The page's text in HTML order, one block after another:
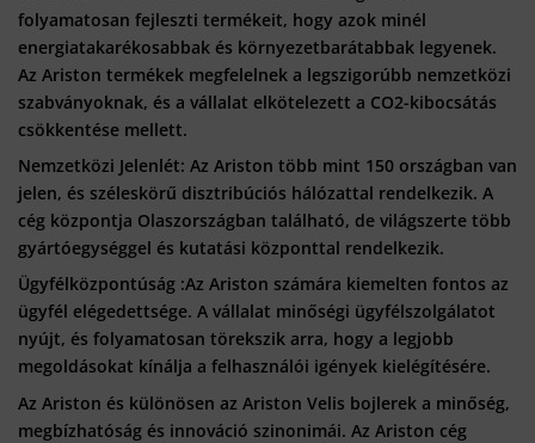
folyamatosan fejleszti termékeit, hogy azok minél
energiatakarékosabbak és környezetbarátabbak legyenek.
Az Ariston termékek megfelelnek a legszigorúbb nemzetközi
szabványoknak, és a vállalat elkötelezett a CO2-kibocsátás
csökkentése mellett.
Nemzetközi Jelenlét: Az Ariston több mint 150 országban van
jelen, és széleskörű disztribúciós hálózattal rendelkezik. A
cég központja Olaszországban található, de világszerte több
gyártóegységgel és kutatási központtal rendelkezik.
Ügyfélközpontúság :Az Ariston számára kiemelten fontos az
ügyfél elégedettsége. A vállalat minőségi ügyfélszolgálatot
nyújt, és folyamatosan törekszik arra, hogy a legjobb
megoldásokat kínálja a felhasználói igények kielégítésére.
Az Ariston és különösen az Ariston Velis bojlerek a minőség,
megbízhatóság és innováció szinonimái. Az Ariston cég